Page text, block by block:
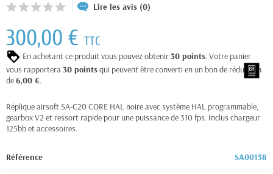
Lire les avis (0)
300,00 € TTC
En achetant ce produit vous pouvez obtenir30 points. Votre panier
vous rapportera30 pointsqui peuvent être converti en un bon de réduction
de6,00 €.
Réplique airsoft SA-C20 CORE HAL noire avec système HAL programmable,
gearbox V2 et ressort rapide pour une puissance de 310 fps. Inclus chargeur
125bb et accessoires.
Référence SA00158